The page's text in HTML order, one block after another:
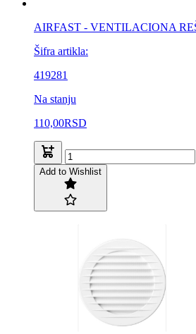
AIRFAST - VENTILACIONA
Šifra artikla:
419281
Na stanju
110,00RSD
Add to Wishlist